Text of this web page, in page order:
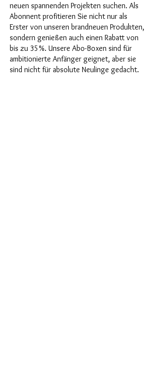
neuen spannenden Projekten suchen. Als
Abonnent profitieren Sie nicht nur als
Erster von unseren brandneuen Produkten,
sondern genießen auch einen Rabatt von
bis zu 35%. Unsere Abo-Boxen sind für
ambitionierte Anfänger geignet, aber sie
sind nicht für absolute Neulinge gedacht.